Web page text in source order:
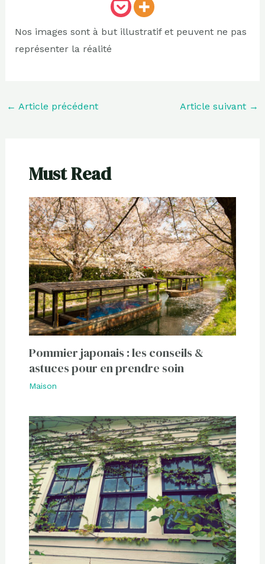
Nos images sont à but illustratif et peuvent ne pas
représenter la réalité
← Article précédent Article suivant →
Must Read
Pommier japonais : les conseils &
astuces pour en prendre soin
Maison